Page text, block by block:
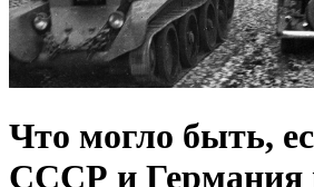
Что могло быть,
СССР и Германия